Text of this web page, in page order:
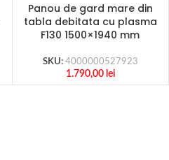
Panou de gard mare din
tabla debitata cu plasma
F130 1500×1940 mm
SKU: 4000000527923
1.790,00 lei